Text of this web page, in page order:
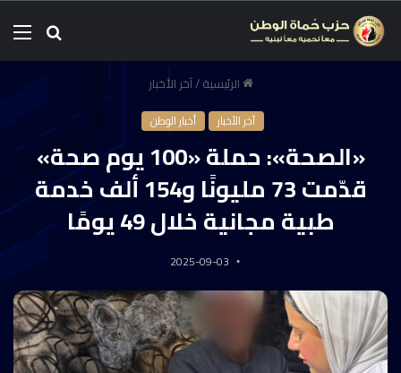
الرئيسية/آخر الأخبار
آخر الأخبار أخبار الوطن
«الصحة»: حملة «100 يوم صحة»
قدّمت 73 مليونًا و154 ألف خدمة
طبية مجانية خلال 49 يومًا
2025-09-03